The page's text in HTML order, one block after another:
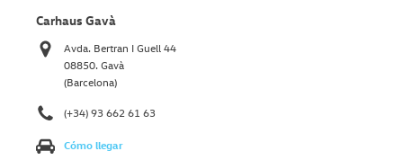
Carhaus Gavà
Avda. Bertran I Guell 44
08850. Gavà
(Barcelona)
(+34) 93 662 61 63
Cómo llegar